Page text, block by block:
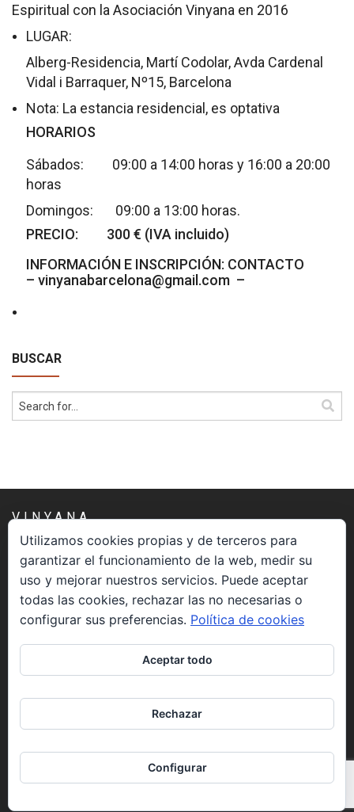
Espiritual con la Asociación Vinyana en 2016
LUGAR:
Alberg-Residencia, Martí Codolar, Avda Cardenal
Vidal i Barraquer, Nº15, Barcelona
Nota: La estancia residencial, es optativa
HORARIOS
Sábados: 09:00 a 14:00 horas y 16:00 a 20:00
horas
Domingos: 09:00 a 13:00 horas.
PRECIO: 300 € (IVA incluido)
INFORMACIÓN E INSCRIPCIÓN: CONTACTO
– vinyanabarcelona@gmail.com –
BUSCAR
VINYANA
Una asociación constituida sin ánimo de lucro cuya misión
es atender los aspectos espirituales relacionados con el
proceso vivir el morir.
REDES SOCIALES
Utilizamos cookies propias y de terceros para
garantizar el funcionamiento de la web, medir su
uso y mejorar nuestros servicios. Puede aceptar
todas las cookies, rechazar las no necesarias o
configurar sus preferencias. Política de cookies
Aceptar todo
Rechazar
Configurar